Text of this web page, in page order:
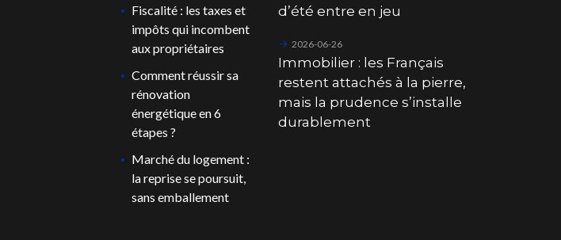
d’été entre en jeu
2026-06-26
Immobilier : les Français
restent attachés à la pierre,
mais la prudence s’installe
durablement
Fiscalité : les taxes et
impôts qui incombent
aux propriétaires
Comment réussir sa
rénovation
énergétique en 6
étapes ?
Marché du logement :
la reprise se poursuit,
sans emballement